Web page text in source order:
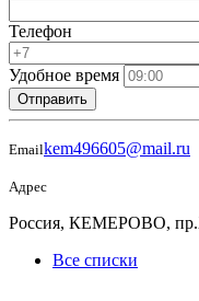
Телефон
Удобное время
Отправить
Emailkem496605@mail.ru
Адрес
Россия, КЕМЕРОВО,
Все списки